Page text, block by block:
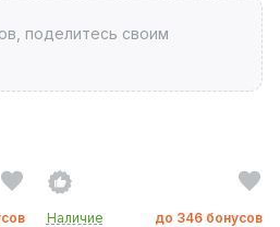
поделитесь своим
Наличие до 346 бонусов